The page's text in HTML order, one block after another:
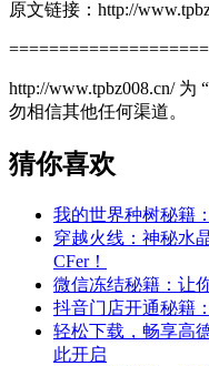
原文链接：http://
http://www.tpbz008.cn/
勿相信其他任何渠道。
猜你喜欢
我的世界种树秘籍
穿越火线：神秘水
CFer！
微信冻结秘籍：让
抖音门店开通秘籍
轻松下载，畅享高
此开启